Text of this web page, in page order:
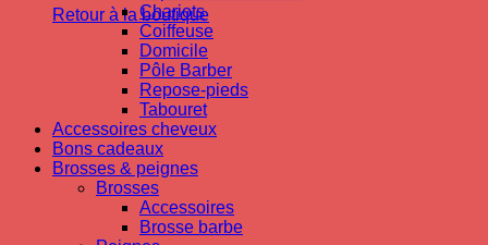
Retour à la boutique
Chariots
Coiffeuse
Domicile
Pôle Barber
Repose-pieds
Tabouret
Accessoires cheveux
Bons cadeaux
Brosses & peignes
Brosses
Accessoires
Brosse barbe